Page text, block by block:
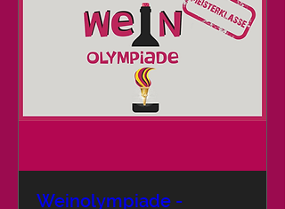
Weinolympiade -